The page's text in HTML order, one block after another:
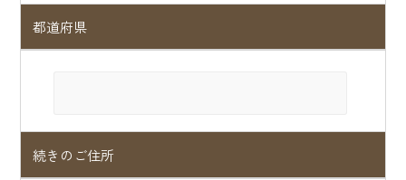
都道府県
続きのご住所